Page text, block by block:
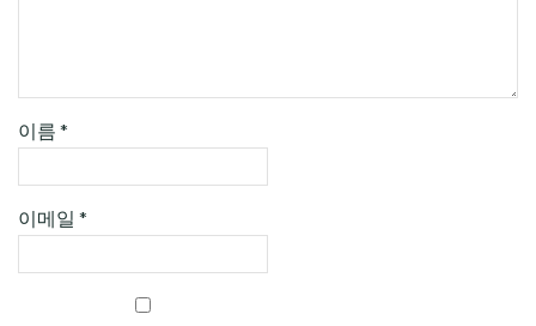
이름 *
이메일 *